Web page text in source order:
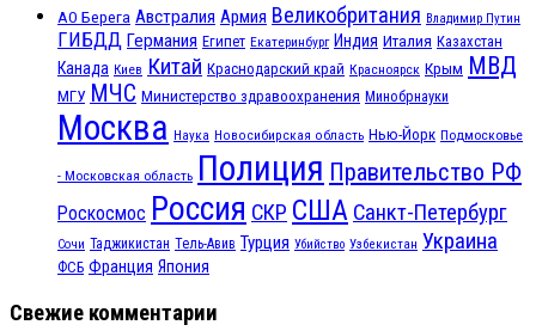
АО Берега Австралия Армия Великобритания Владимир Путин
ГИБДД Германия Египет Екатеринбург Индия Италия Казахстан
Канада Киев Китай Краснодарский край Красноярск Крым МВД
МГУ МЧС Министерство здравоохранения Минобрнауки
Москва Наука Новосибирская область Нью-Йорк Подмосковье
- Московская область Полиция Правительство РФ
Роскосмос Россия СКР США Санкт-Петербург
Сочи Таджикистан Тель-Авив Турция Убийство Узбекистан Украина
ФСБ Франция Япония
Свежие комментарии